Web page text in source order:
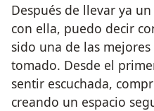
Después de llevar ya
con ella, puedo decir
sido una de las
tomado. Desde el
sentir escuchada,
creando un espacio